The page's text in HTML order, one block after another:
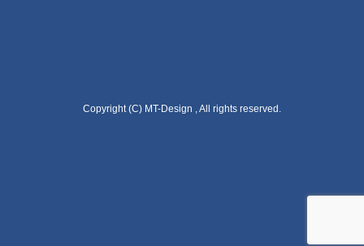
Copyright (C) MT-Design , All rights reserved.